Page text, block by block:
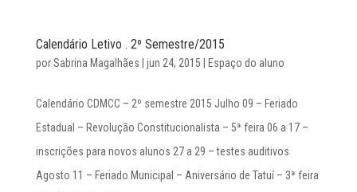
Calendário Letivo . 2º Semestre/2015
porSabrina Magalhães jun 24, 2015 Espaço do aluno
Calendário CDMCC – 2º semestre 2015 Julho 09 – Feriado
Estadual – Revolução Constitucionalista – 5ª feira 06 a 17 –
inscrições para novos alunos 27 a 29 – testes auditivos
Agosto 11 – Feriado Municipal – Aniversário de Tatuí – 3ª feira